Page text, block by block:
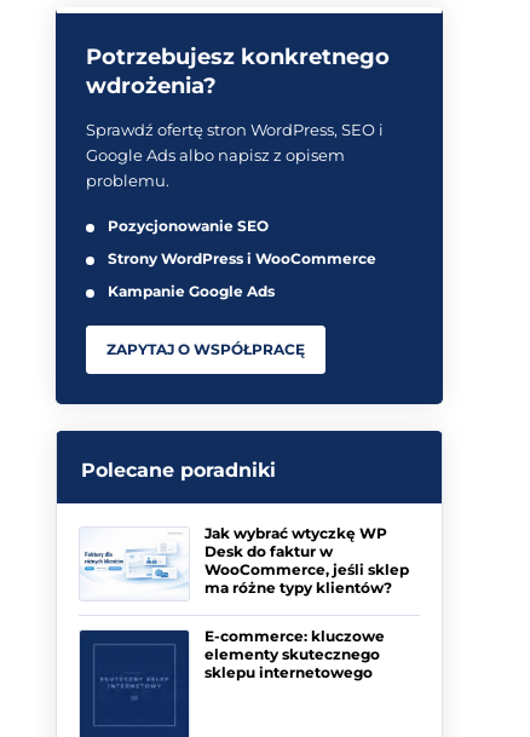
Potrzebujesz konkretnego
wdrożenia?
Sprawdź ofertę stron WordPress, SEO i
Google Ads albo napisz z opisem
problemu.
Pozycjonowanie SEO
Strony WordPress i WooCommerce
Kampanie Google Ads
ZAPYTAJ O WSPÓŁPRACĘ
Polecane poradniki
Jak wybrać wtyczkę WP
Desk do faktur w
WooCommerce, jeśli sklep
ma różne typy klientów?
E-commerce: kluczowe
elementy skutecznego
sklepu internetowego